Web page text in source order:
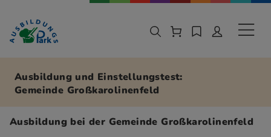
Zur Navigation springen
Zu den Hauptinhalten springen
Ausbildung und Einstellungstest:
Gemeinde Großkarolinenfeld
Ausbildung bei der Gemeinde Großkarolinenfeld